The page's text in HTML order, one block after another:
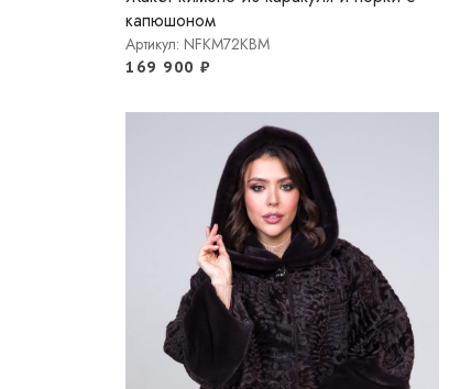
капюшоном
Артикул: NFKM72KBM
169 900 ₽